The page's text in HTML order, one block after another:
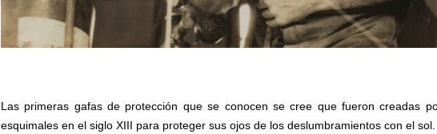
Las primeras gafas de protección que se conocen se cree que fueron creadas
esquimales en el siglo XIII para proteger sus ojos de los deslumbramientos con el sol.